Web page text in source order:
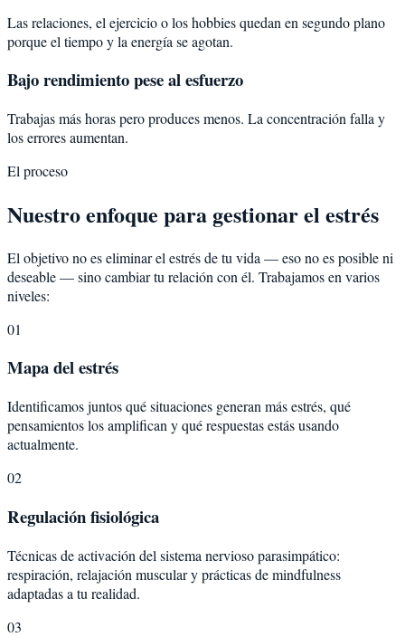
Las relaciones, el ejercicio o los hobbies quedan en segundo plano
porque el tiempo y la energía se agotan.
Bajo rendimiento pese al esfuerzo
Trabajas más horas pero produces menos. La concentración falla y
los errores aumentan.
El proceso
Nuestro enfoque para gestionar el estrés
El objetivo no es eliminar el estrés de tu vida — eso no es posible ni
deseable — sino cambiar tu relación con él. Trabajamos en varios
niveles:
01
Mapa del estrés
Identificamos juntos qué situaciones generan más estrés, qué
pensamientos los amplifican y qué respuestas estás usando
actualmente.
02
Regulación fisiológica
Técnicas de activación del sistema nervioso parasimpático:
respiración, relajación muscular y prácticas de mindfulness
adaptadas a tu realidad.
03